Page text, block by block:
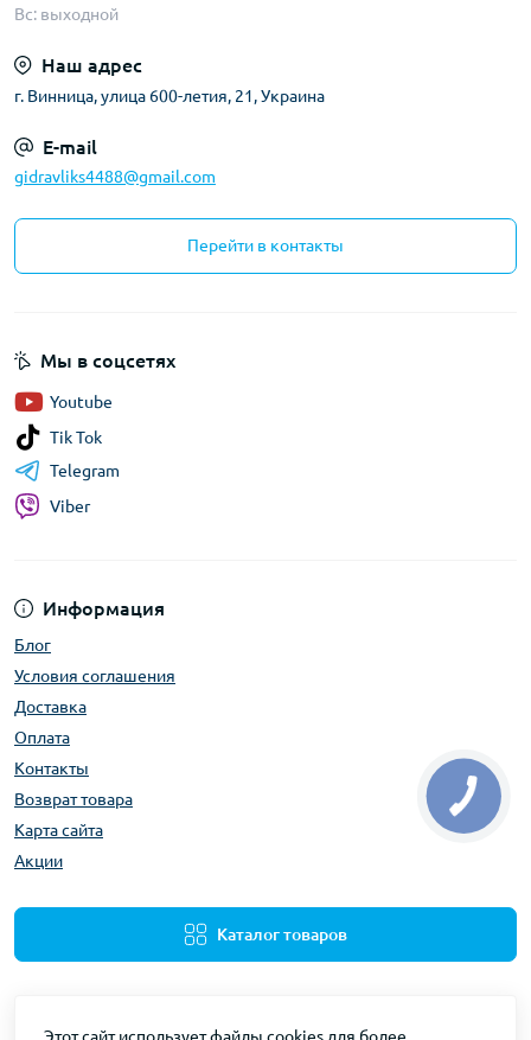
Вс: выходной
Наш адрес
г. Винница, улица 600-летия, 21, Украина
E-mail
gidravliks4488@gmail.com
Перейти в контакты
Информация
Блог
Условия соглашения
Доставка
Оплата
Контакты
Возврат товара
Карта сайта
Акции
Каталог товаров
Мы в соцсетях
Youtube
Tik Tok
Telegram
Viber